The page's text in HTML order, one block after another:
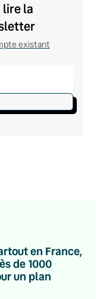
la
existant
en France,
de 1000
un plan